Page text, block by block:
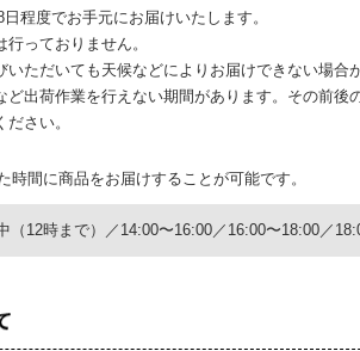
程度でお手元にお届けいたします。
っておりません。
ただいても天候などによりお届けできない場合
出荷作業を行えない期間があります。その前
さい。
間に商品をお届けすることが可能です。
（12時まで）／14:00〜16:00／16:00〜18:00／